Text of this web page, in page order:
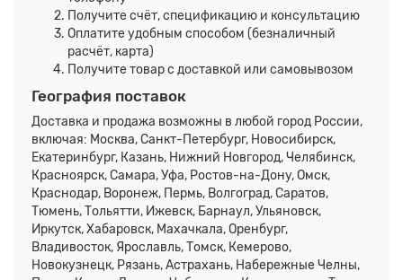
Получите счёт, спецификацию и консультацию
Оплатите удобным способом (безналичный
расчёт, карта)
Получите товар с доставкой или самовывозом
География поставок
Доставка и продажа возможны в любой город России,
включая: Москва, Санкт-Петербург, Новосибирск,
Екатеринбург, Казань, Нижний Новгород, Челябинск,
Красноярск, Самара, Уфа, Ростов-на-Дону, Омск,
Краснодар, Воронеж, Пермь, Волгоград, Саратов,
Тюмень, Тольятти, Ижевск, Барнаул, Ульяновск,
Иркутск, Хабаровск, Махачкала, Оренбург,
Владивосток, Ярославль, Томск, Кемерово,
Новокузнецк, Рязань, Астрахань, Набережные Челны,